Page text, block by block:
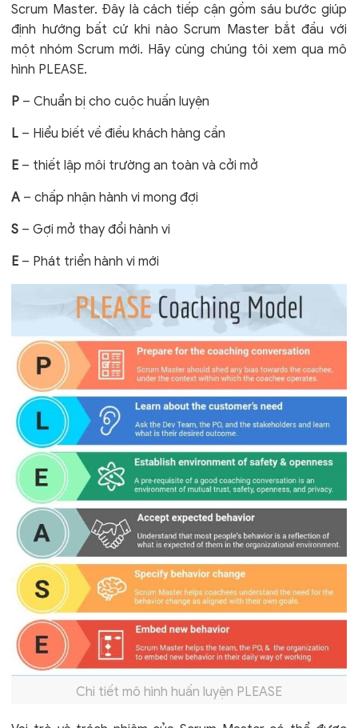
Scrum Master. Đây là cách tiếp cận gồm sáu bước giúp
định hướng bất cứ khi nào Scrum Master bắt đầu với
một nhóm Scrum mới. Hãy cùng chúng tôi xem qua mô
hình PLEASE.
P – Chuẩn bị cho cuộc huấn luyện
L – Hiểu biết về điều khách hàng cần
E – thiết lập môi trường an toàn và cởi mở
A – chấp nhận hành vi mong đợi
S – Gợi mở thay đổi hành vi
E – Phát triển hành vi mới
Chi tiết mô hình huấn luyện PLEASE